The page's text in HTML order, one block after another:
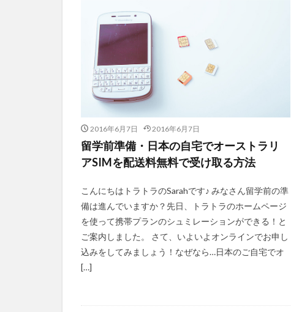
2016年6月7日 2016年6月7日
留学前準備・日本の自宅でオーストラリ
アSIMを配送料無料で受け取る方法
こんにちはトラトラのSarahです♪ みなさん留学前の準
備は進んでいますか？先日、トラトラのホームページ
を使って携帯プランのシュミレーションができる！と
ご案内しました。 さて、いよいよオンラインでお申し
込みをしてみましょう！なぜなら…日本のご自宅でオ
[…]